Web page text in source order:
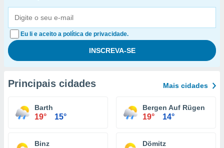
Eu li e aceito a política de privacidade.
Principais cidades Mais cidades
Barth
19° 15°
Bergen Auf Rügen
19° 14°
Binz Dömitz